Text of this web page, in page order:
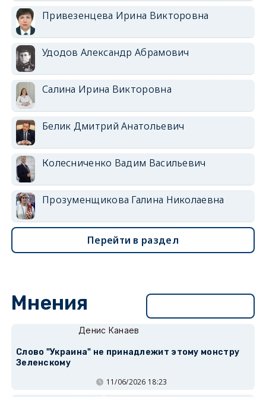
Привезенцева Ирина Викторовна
Удодов Александр Абрамович
Салина Ирина Викторовна
Белик Дмитрий Анатольевич
Колесниченко Вадим Васильевич
Прозуменщикова Галина Николаевна
Перейти в раздел
Мнения
Денис Канаев
Слово "Украина" не принадлежит этому монстру
Зеленскому
11/06/2026 18:23